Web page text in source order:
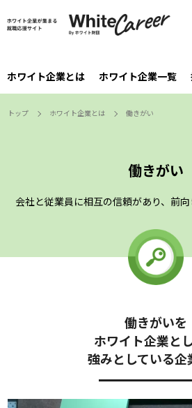
ホワイト企業とは ホワイト企業一覧
トップ ホワイト企業とは 働きがい
働きがい
会社と従業員に相互の信頼があり、前向
働きがいを
ホワイト企業と
強みとしている企